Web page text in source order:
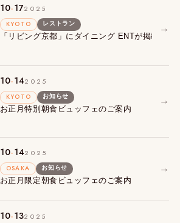
10.172025
KYOTO
レストラン
「リビング京都」にダイニング ENTが掲載され
→
10.142025
KYOTO
お知らせ
お正月特別朝食ビュッフェのご案内
→
10.142025
OSAKA
お知らせ
お正月限定朝食ビュッフェのご案内
→
10.132025